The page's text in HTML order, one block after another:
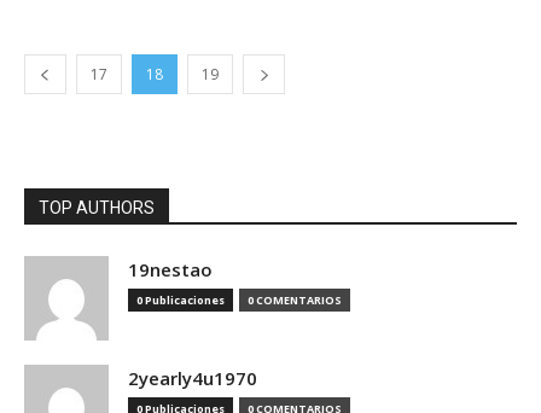
17 18 19
TOP AUTHORS
19nestao
0 Publicaciones 0 COMENTARIOS
2yearly4u1970
0 Publicaciones 0 COMENTARIOS